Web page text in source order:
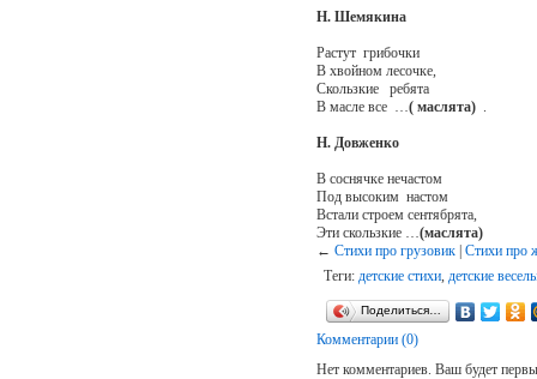
Н. Шемякина
Растут грибочки
В хвойном лесочке,
Скользкие ребята
В масле все … ( маслята).
Н. Довженко
В соснячке нечастом
Под высоким настом
Встали строем сентябрята,
Эти скользкие … (маслята)
← Стихи про грузовик| Стихи про
Теги: детские стихи, детские
Поделиться…
Комментарии (0)
Нет комментариев. Ваш будет